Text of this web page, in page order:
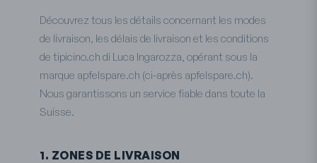
Découvrez tous les détails concernant les modes
de livraison, les délais de livraison et les conditions
de tipicino.ch di Luca Ingarozza, opérant sous la
marque apfelspare.ch (ci-après apfelspare.ch).
Nous garantissons un service fiable dans toute la
Suisse.
1. ZONES DE LIVRAISON